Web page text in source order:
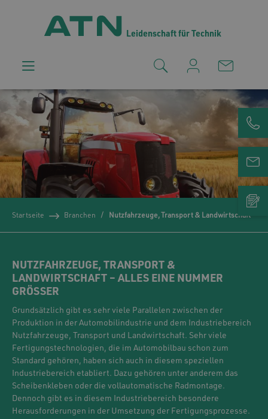
Leidenschaft für Technik
Startseite Branchen Nutzfahrzeuge, Transport & Landwirtschaft
NUTZFAHRZEUGE, TRANSPORT &
LANDWIRTSCHAFT – ALLES EINE NUMMER
GRÖSSER
Grundsätzlich gibt es sehr viele Parallelen zwischen der
Produktion in der Automobilindustrie und dem Industriebereich
Nutzfahrzeuge, Transport und Landwirtschaft. Sehr viele
Fertigungstechnologien, die im Automobilbau schon zum
Standard gehören, haben sich auch in diesem speziellen
Industriebereich etabliert. Dazu gehören unter anderem das
Scheibenkleben oder die vollautomatische Radmontage.
Dennoch gibt es in diesem Industriebereich besondere
Herausforderungen in der Umsetzung der Fertigungsprozesse.